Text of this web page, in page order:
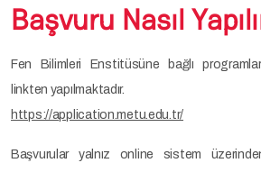
Başvuru Nasıl
Fen Bilimleri Enstitüsüne bağlı
linkten yapılmaktadır.
https://application.metu.edu.tr/
Başvurular yalnız online sistem